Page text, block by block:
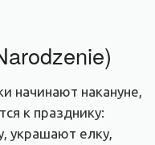
начинают накануне,
к празднику:
украшают елку,